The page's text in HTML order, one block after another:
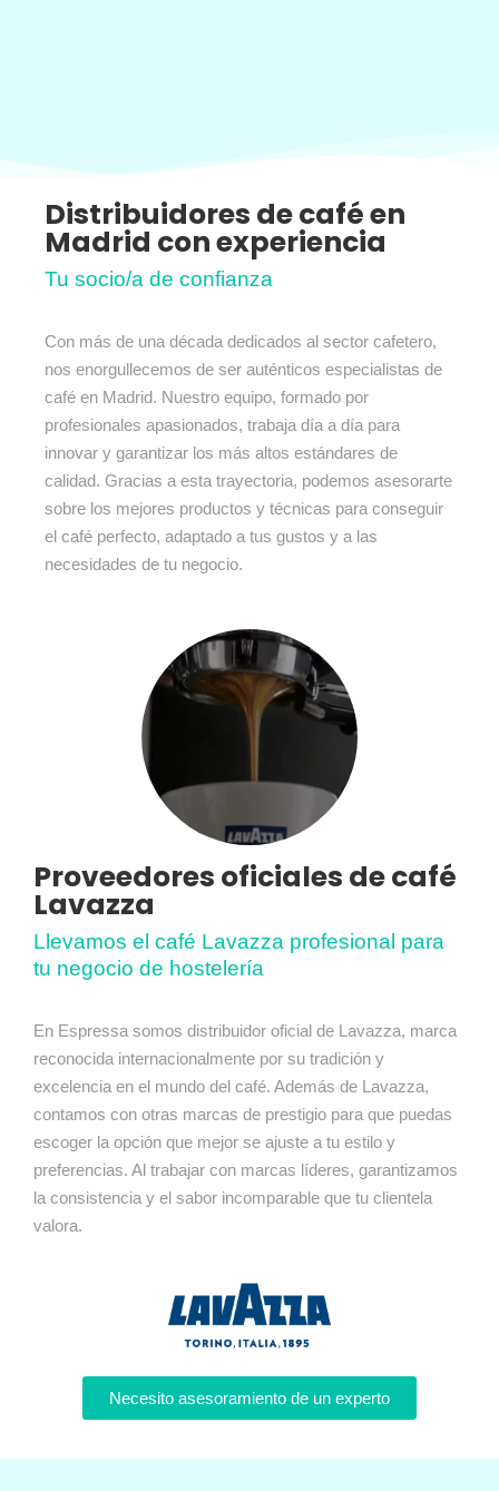
Distribuidores de café en
Madrid con experiencia
Tu socio/a de confianza
Con más de una década dedicados al sector cafetero,
nos enorgullecemos de ser auténticos especialistas de
café en Madrid. Nuestro equipo, formado por
profesionales apasionados, trabaja día a día para
innovar y garantizar los más altos estándares de
calidad. Gracias a esta trayectoria, podemos asesorarte
sobre los mejores productos y técnicas para conseguir
el café perfecto, adaptado a tus gustos y a las
necesidades de tu negocio.
Proveedores oficiales de café
Lavazza
Llevamos el café Lavazza profesional para
tu negocio de hostelería
En Espressa somos distribuidor oficial de Lavazza, marca
reconocida internacionalmente por su tradición y
excelencia en el mundo del café. Además de Lavazza,
contamos con otras marcas de prestigio para que puedas
escoger la opción que mejor se ajuste a tu estilo y
preferencias. Al trabajar con marcas líderes, garantizamos
la consistencia y el sabor incomparable que tu clientela
valora.
Necesito asesoramiento de un experto